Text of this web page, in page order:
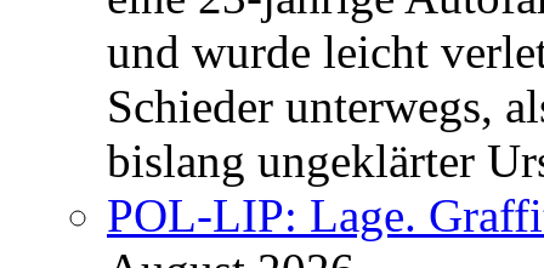
und wurde leicht
Schieder unterwegs,
bislang ungeklärter
POL-LIP: Lage.